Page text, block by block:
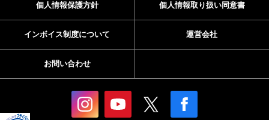
個人情報保護方針 個人情報取り扱い同意書
インボイス制度について 運営会社
お問い合わせ